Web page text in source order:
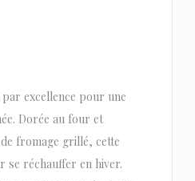
excellence pour une
Dorée au four et
fromage grillé, cette
se réchauffer en hiver.